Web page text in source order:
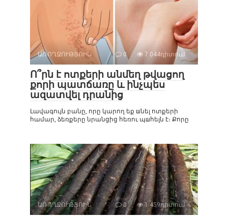
ԱՌՈՂՋՈՒԹՅՈԻՆ 0 7 044դիտում
Ո՞րն է ոտքերի անմեղ թվացող
քորի պատճառը և ինչպես
ազատվել դրանից
Լավագույն բանը, որը կարող եք шնել ոտքերի
համար, ձեռքերը նրանցից հեռու պшհելն է։ Քորը
ԱՌՈՂՋՈՒԹՅՈԻՆ 0 1 459դիտում